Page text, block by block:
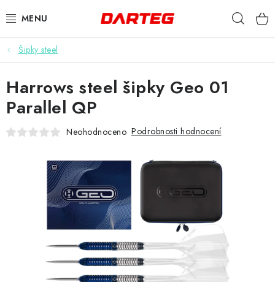
na
ŠIPKY
TERČE
DOPLŇKY K TERČI
NÁSADKY
POUZDRA
PŘÍSLUŠENSTVÍ
Šipky steel
Harrows steel šipky Geo 01
Parallel QP
Neohodnoceno Podrobnosti hodnocení